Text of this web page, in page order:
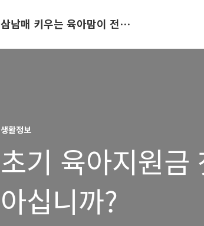
삼남매 키우는 육아맘이 전하는 육아정보공간
생활정보
초기 육아지원금
아십니까?